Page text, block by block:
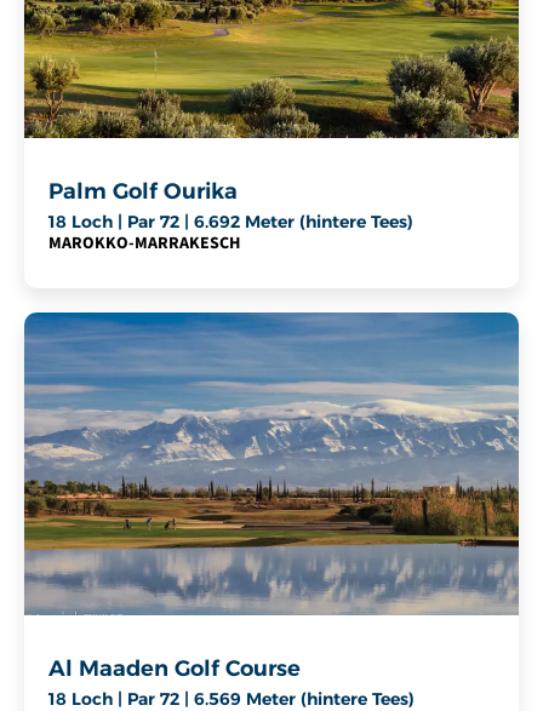
Palm Golf Ourika
18 Loch | Par 72 | 6.692 Meter (hintere Tees)
MAROKKO-MARRAKESCH
Al Maaden Golf Course
18 Loch | Par 72 | 6.569 Meter (hintere Tees)